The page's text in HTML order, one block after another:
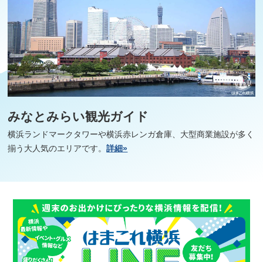
みなとみらい観光ガイド
横浜ランドマークタワーや横浜赤レンガ倉庫、大型商業施設が多く
揃う大人気のエリアです。詳細»